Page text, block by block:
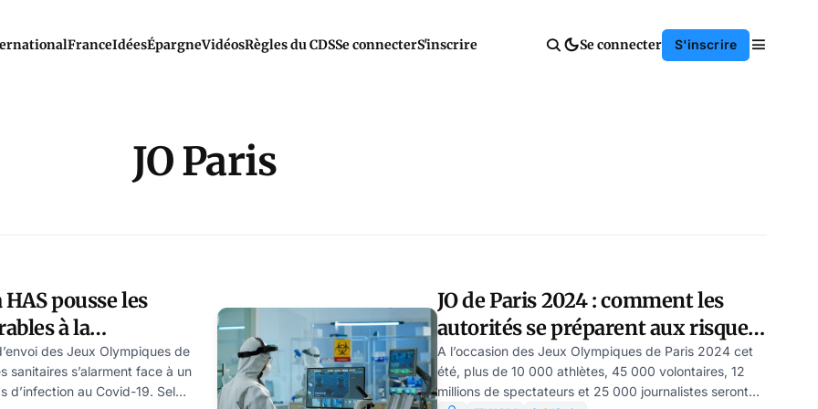
FranceIdéesÉpargneVidéosRègles du CDSSe connecterS'inscrire Se connecter S'inscrire
JO Paris
HAS pousse les
à la
des Jeux Olympiques de
sanitaires s’alarment face à un
d’infection au Covid-19. Selon
JO de Paris 2024 : comment les
autorités se préparent aux risques
sanitaires ?
A l’occasion des Jeux Olympiques de Paris 2024 cet
été, plus de 10 000 athlètes, 45 000 volontaires, 12
millions de spectateurs et 25 000 journalistes seront